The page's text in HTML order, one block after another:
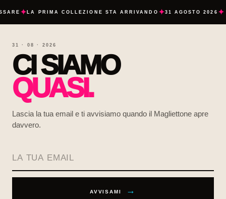
✦LA PRIMA COLLEZIONE STA ARRIVANDO✦31 AGOSTO 2026✦
31 · 08 · 2026
CI SIAMO
QUASI.
Lascia la tua email e ti avvisiamo quando il Magliettone apre
davvero.
AVVISAMI →